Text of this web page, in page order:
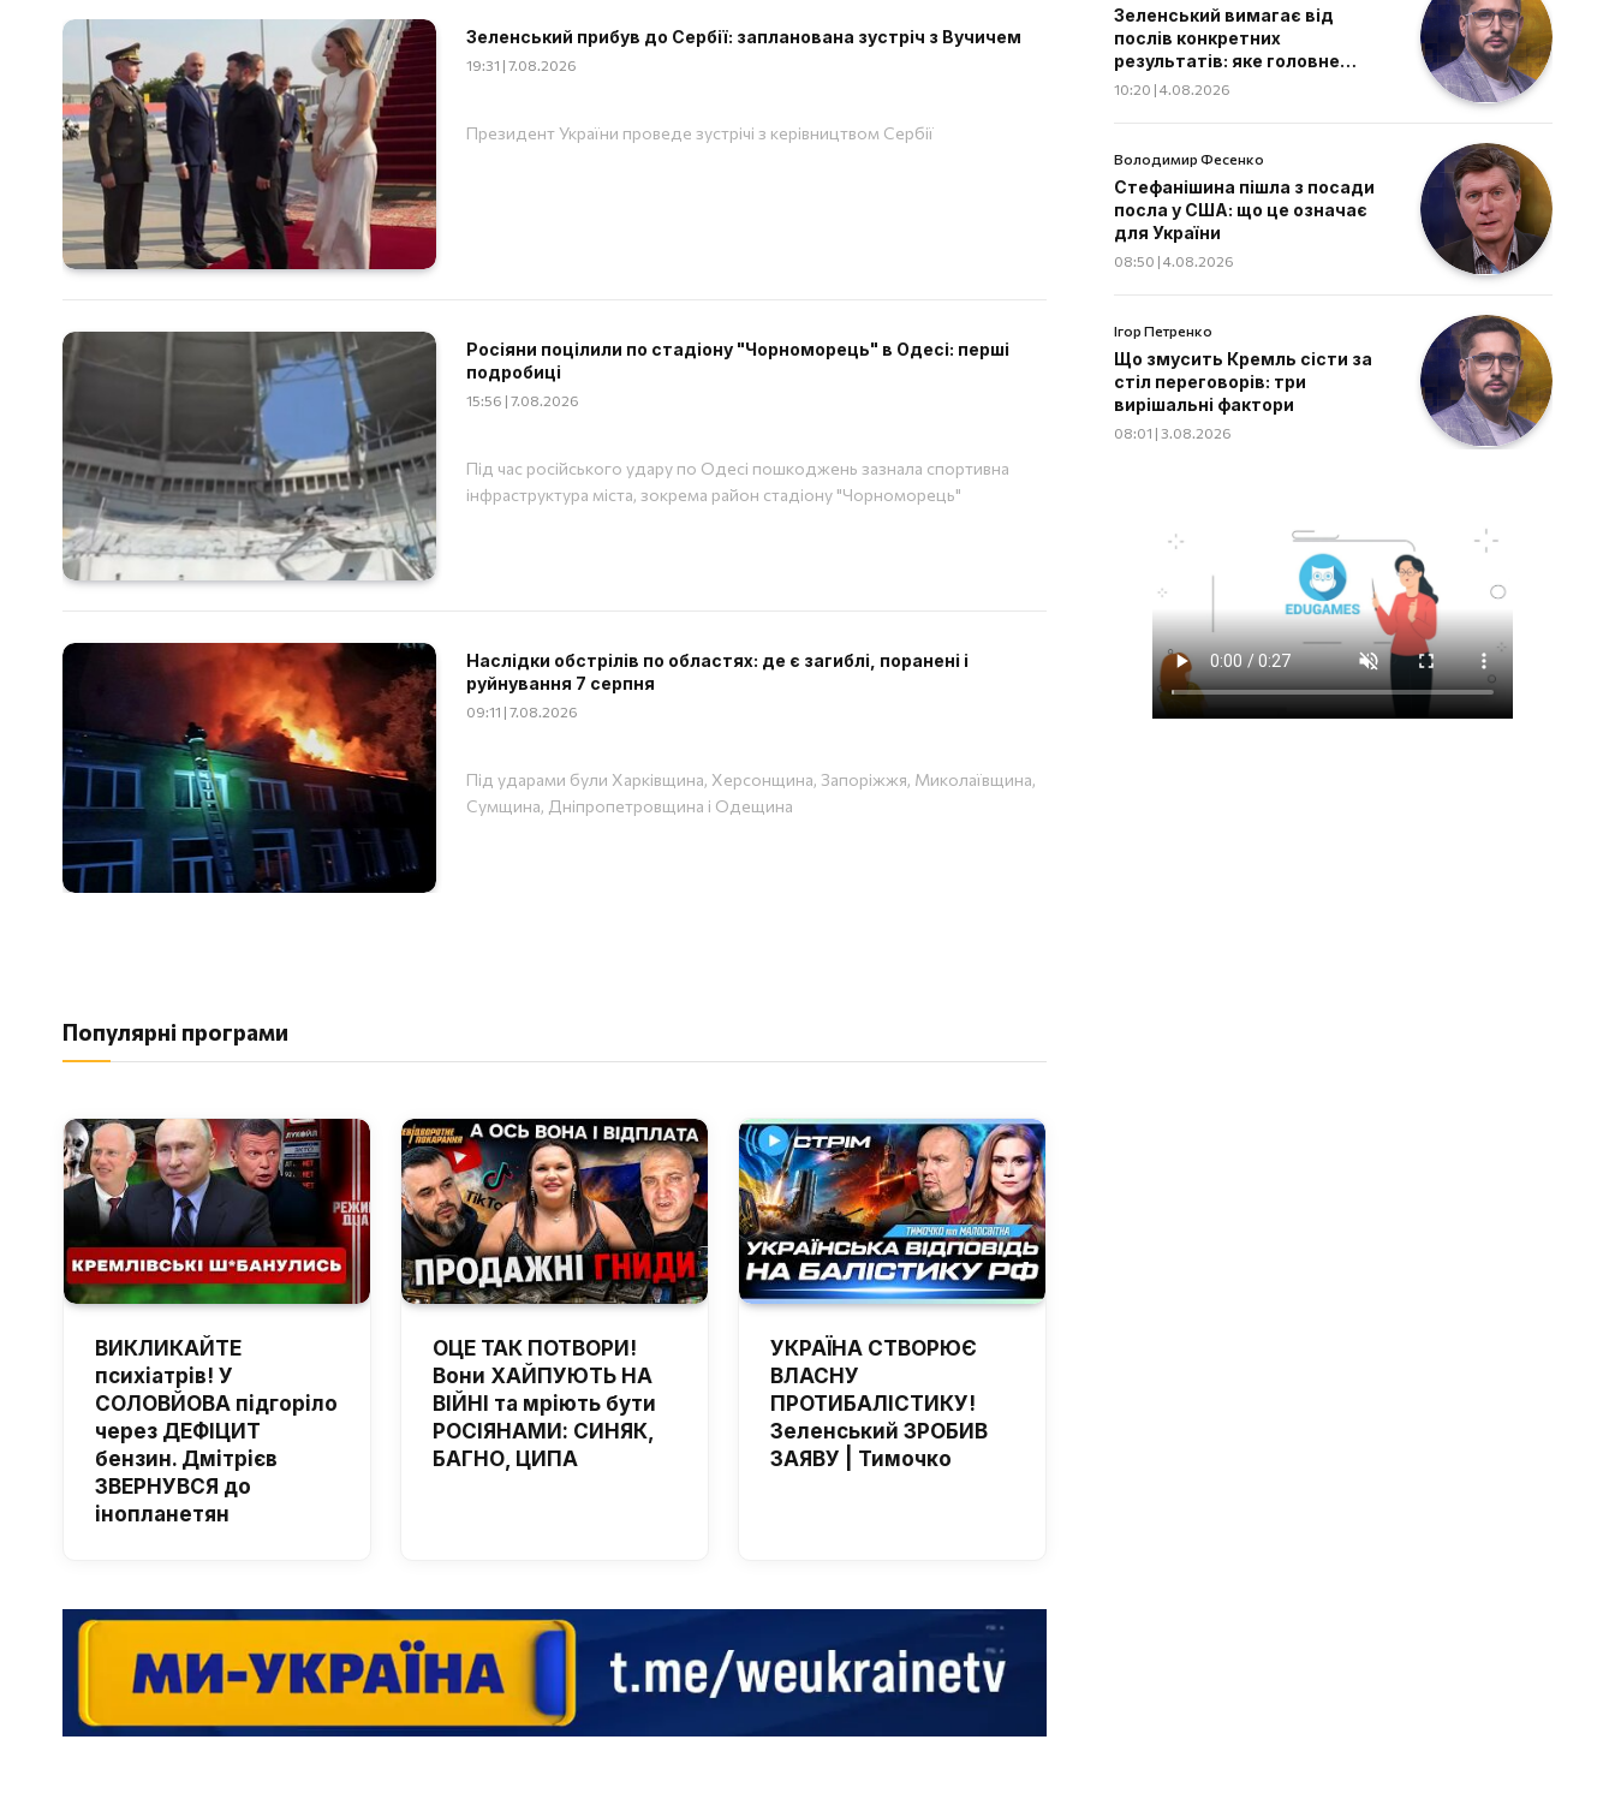
Зеленський прибув до Сербії: запланована зустріч з Вучичем
19:31 | 7.08.2026
Президент України проведе зустрічі з керівництвом Сербії
Росіяни поцілили по стадіону "Чорноморець" в Одесі: перші
подробиці
15:56 | 7.08.2026
Під час російського удару по Одесі пошкоджень зазнала спортивна
інфраструктура міста, зокрема район стадіону "Чорноморець"
Наслідки обстрілів по областях: де є загиблі, поранені і
руйнування 7 серпня
09:11 | 7.08.2026
Під ударами були Харківщина, Херсонщина, Запоріжжя, Миколаївщина,
Сумщина, Дніпропетровщина і Одещина
Популярні програми
ВИКЛИКАЙТЕ
психіатрів! У
СОЛОВЙОВА підгоріло
через ДЕФІЦИТ
бензин. Дмітрієв
ЗВЕРНУВСЯ до
інопланетян
ОЦЕ ТАК ПОТВОРИ!
Вони ХАЙПУЮТЬ НА
ВІЙНІ та мріють бути
РОСІЯНАМИ: СИНЯК,
БАГНО, ЦИПА
УКРАЇНА СТВОРЮЄ
ВЛАСНУ
ПРОТИБАЛІСТИКУ!
Зеленський ЗРОБИВ
ЗАЯВУ | Тимочко
Зеленський вимагає від
послів конкретних
результатів: яке головне
завдання дипломатів
10:20 | 4.08.2026
Володимир Фесенко
Стефанішина пішла з посади
посла у США: що це означає
для України
08:50 | 4.08.2026
Ігор Петренко
Що змусить Кремль сісти за
стіл переговорів: три
вирішальні фактори
08:01 | 3.08.2026